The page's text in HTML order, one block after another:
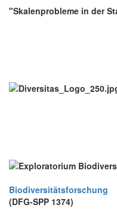
"Skalenprobleme in der
Biodiversitätsforschung
(DFG-SPP 1374)